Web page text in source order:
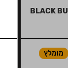
BLACK
מומלץ